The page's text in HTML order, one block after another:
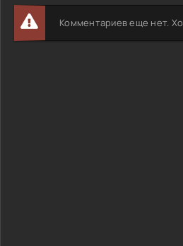
Комментариев еще нет.